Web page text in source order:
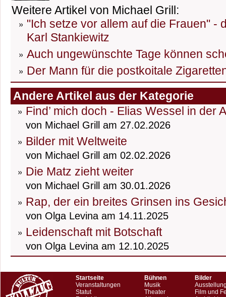
Weitere Artikel von Michael Grill:
"Ich setze vor allem auf die Frauen" -
Karl Stankiewitz
Auch ungewünschte Tage können
Der Mann für die postkoitale
Andere Artikel aus der Kategorie
Find’ mich doch - Elias Wessel in der
von Michael Grill am 27.02.2026
Bilder mit Weltweite
von Michael Grill am 02.02.2026
Die Matz zieht weiter
von Michael Grill am 30.01.2026
Rap, der ein breites Grinsen ins
von Olga Levina am 14.11.2025
Leidenschaft mit Botschaft
von Olga Levina am 12.10.2025
Startseite
Veranstaltungen
Statut
Bühnen
Musik
Theater
Bilder
Film und